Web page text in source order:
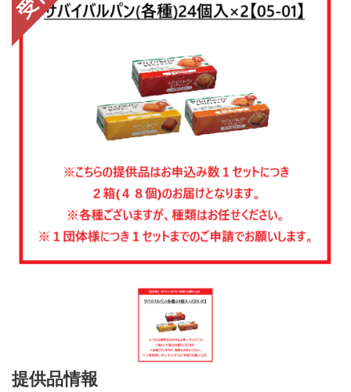
提供品情報